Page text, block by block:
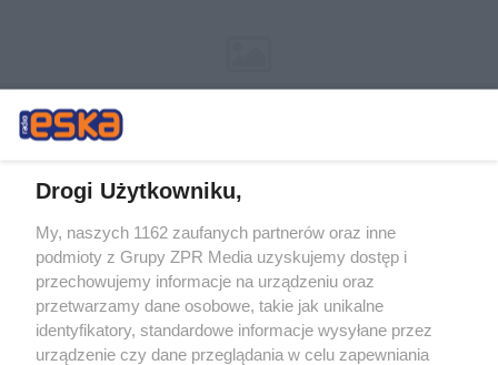
Żaden utwór zamieszczony w serwisie nie może być powielany i
rozpowszechniany lub dalej rozpowszechniany w jakikolwiek sposób (w
tym także elektroniczny lub mechaniczny) na jakimkolwiek polu
eksploatacji w jakiejkolwiek formie, włącznie z umieszczaniem w
Internecie bez pisemnej zgody właściciela praw. Jakiekolwiek użycie lub
wykorzystanie utworów w całości lub w części z naruszeniem prawa,
tzn. bez właściwej zgody, jest zabronione pod groźbą kary i może być
Drogi Użytkowniku,
My, naszych 1162 zaufanych partnerów oraz inne
podmioty z Grupy ZPR Media uzyskujemy dostęp i
przechowujemy informacje na urządzeniu oraz
przetwarzamy dane osobowe, takie jak unikalne
identyfikatory, standardowe informacje wysyłane przez
urządzenie czy dane przeglądania w celu zapewniania